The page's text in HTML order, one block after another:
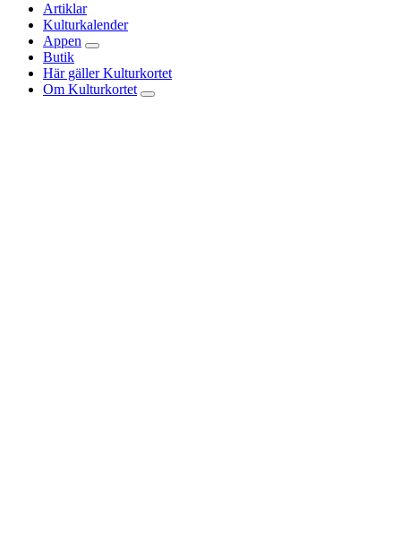
Artiklar
Kulturkalender
Appen
Butik
Här gäller Kulturkortet
Om Kulturkortet